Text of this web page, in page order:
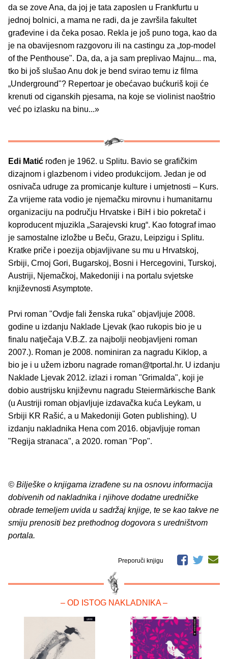
da se zove Ana, da joj je tata zaposlen u Frankfurtu u
jednoj bolnici, a mama ne radi, da je završila fakultet
građevine i da čeka posao. Rekla je još puno toga, kao da
je na obavijesnom razgovoru ili na castingu za „top-model
of the Penthouse". Da, da, a ja sam preplivao Majnu... ma,
tko bi još slušao Anu dok je bend svirao temu iz filma
„Underground"? Repertoar je obećavao bućkuriš koji će
krenuti od ciganskih pjesama, na koje se violinist naoštrio
već po izlasku na binu...»
Edi Matić rođen je 1962. u Splitu. Bavio se grafičkim
dizajnom i glazbenom i video produkcijom. Jedan je od
osnivača udruge za promicanje kulture i umjetnosti – Kurs.
Za vrijeme rata vodio je njemačku mirovnu i humanitarnu
organizaciju na području Hrvatske i BiH i bio pokretač i
koproducent mjuzikla „Sarajevski krug“. Kao fotograf imao
je samostalne izložbe u Beču, Grazu, Leipzigu i Splitu.
Kratke priče i poezija objavljivane su mu u Hrvatskoj,
Srbiji, Crnoj Gori, Bugarskoj, Bosni i Hercegovini, Turskoj,
Austriji, Njemačkoj, Makedoniji i na portalu svjetske
književnosti Asymptote.
Prvi roman "Ovdje fali ženska ruka" objavljuje 2008.
godine u izdanju Naklade Ljevak (kao rukopis bio je u
finalu natječaja V.B.Z. za najbolji neobjavljeni roman
2007.). Roman je 2008. nominiran za nagradu Kiklop, a
bio je i u užem izboru nagrade roman@tportal.hr. U izdanju
Naklade Ljevak 2012. izlazi i roman "Grimalda", koji je
dobio austrijsku književnu nagradu Steiermärkische Bank
(u Austriji roman objavljuje izdavačka kuća Leykam, u
Srbiji KR Rašić, a u Makedoniji Goten publishing). U
izdanju nakladnika Hena com 2016. objavljuje roman
"Regija stranaca", a 2020. roman "Pop".
© Bilješke o knjigama izrađene su na osnovu informacija
dobivenih od nakladnika i njihove dodatne uredničke
obrade temeljem uvida u sadržaj knjige, te se kao takve ne
smiju prenositi bez prethodnog dogovora s uredništvom
portala.
Preporuči knjigu
– OD ISTOG NAKLADNIKA –